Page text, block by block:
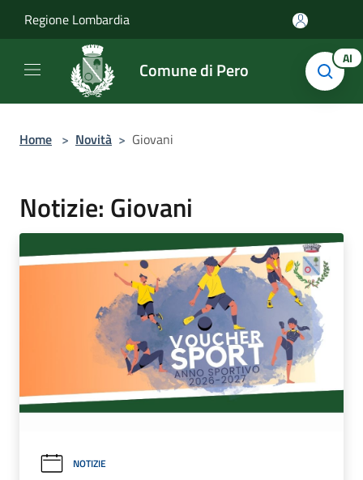
Regione Lombardia
Comune di Pero AI
Home > Novità > Giovani
Notizie: Giovani
NOTIZIE